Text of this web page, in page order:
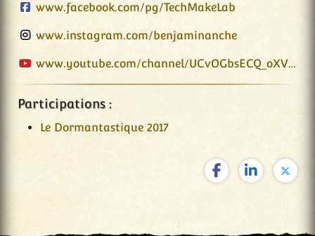
www.facebook.com/pg/TechMakeLab
www.instagram.com/benjaminanche
www.youtube.com/channel/UCvOGbsECQ_oXVGrwE09978w
Participations :
Le Dormantastique 2017